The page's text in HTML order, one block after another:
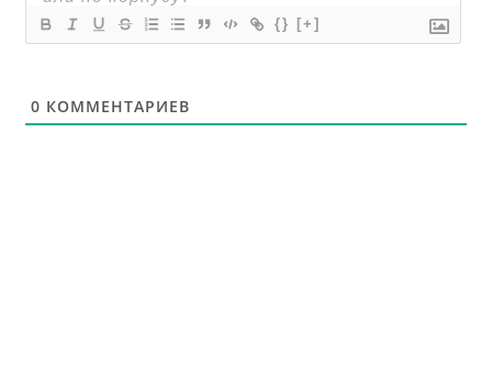
{} [+]
0 КОММЕНТАРИЕВ